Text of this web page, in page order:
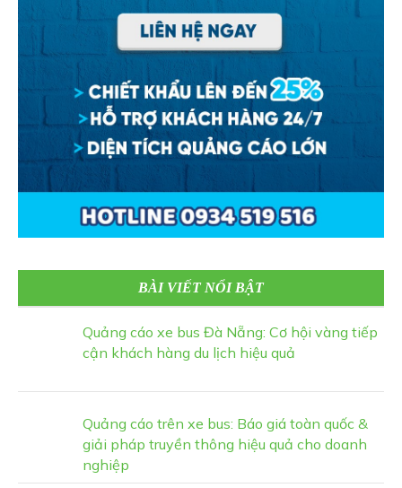
BÀI VIẾT NỔI BẬT
Quảng cáo xe bus Đà Nẵng: Cơ hội vàng tiếp
cận khách hàng du lịch hiệu quả
Quảng cáo trên xe bus: Báo giá toàn quốc &
giải pháp truyền thông hiệu quả cho doanh
nghiệp